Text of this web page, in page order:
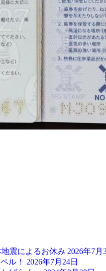
震によるお休み 2026年7月
ル！ 2026年7月24日